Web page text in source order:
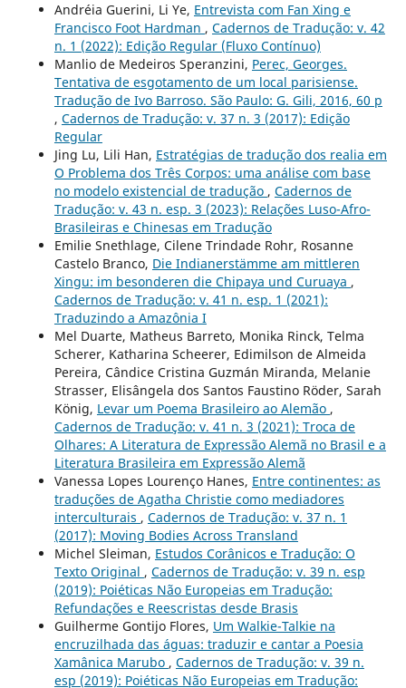
Andréia Guerini, Li Ye, Entrevista com Fan Xing e
Francisco Foot Hardman , Cadernos de Tradução: v. 42
n. 1 (2022): Edição Regular (Fluxo Contínuo)
Manlio de Medeiros Speranzini, Perec, Georges.
Tentativa de esgotamento de um local parisiense.
Tradução de Ivo Barroso. São Paulo: G. Gili, 2016, 60 p
, Cadernos de Tradução: v. 37 n. 3 (2017): Edição
Regular
Jing Lu, Lili Han, Estratégias de tradução dos realia em
O Problema dos Três Corpos: uma análise com base
no modelo existencial de tradução , Cadernos de
Tradução: v. 43 n. esp. 3 (2023): Relações Luso-Afro-
Brasileiras e Chinesas em Tradução
Emilie Snethlage, Cilene Trindade Rohr, Rosanne
Castelo Branco, Die Indianerstämme am mittleren
Xingu: im besonderen die Chipaya und Curuaya ,
Cadernos de Tradução: v. 41 n. esp. 1 (2021):
Traduzindo a Amazônia I
Mel Duarte, Matheus Barreto, Monika Rinck, Telma
Scherer, Katharina Scheerer, Edimilson de Almeida
Pereira, Cândice Cristina Guzmán Miranda, Melanie
Strasser, Elisângela dos Santos Faustino Röder, Sarah
König, Levar um Poema Brasileiro ao Alemão ,
Cadernos de Tradução: v. 41 n. 3 (2021): Troca de
Olhares: A Literatura de Expressão Alemã no Brasil e a
Literatura Brasileira em Expressão Alemã
Vanessa Lopes Lourenço Hanes, Entre continentes: as
traduções de Agatha Christie como mediadores
interculturais , Cadernos de Tradução: v. 37 n. 1
(2017): Moving Bodies Across Transland
Michel Sleiman, Estudos Corânicos e Tradução: O
Texto Original , Cadernos de Tradução: v. 39 n. esp
(2019): Poiéticas Não Europeias em Tradução:
Refundações e Reescristas desde Brasis
Guilherme Gontijo Flores, Um Walkie-Talkie na
encruzilhada das águas: traduzir e cantar a Poesia
Xamânica Marubo , Cadernos de Tradução: v. 39 n.
esp (2019): Poiéticas Não Europeias em Tradução: